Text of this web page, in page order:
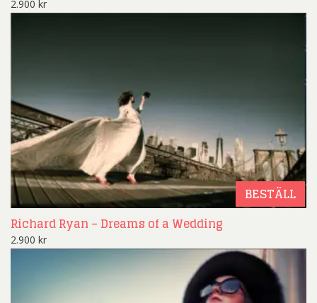
2.900 kr
BESTÄLL
Richard Ryan – Dreams of a Wedding
2.900 kr